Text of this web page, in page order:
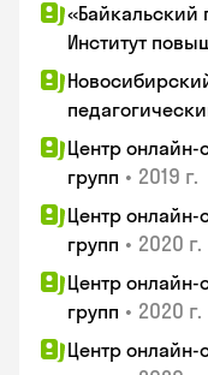
«Байкальский
Институт
Центр онлайн-
групп • 2019 г.
Центр онлайн-
групп • 2020 г.
Центр онлайн-
групп • 2020 г.
Центр онлайн-